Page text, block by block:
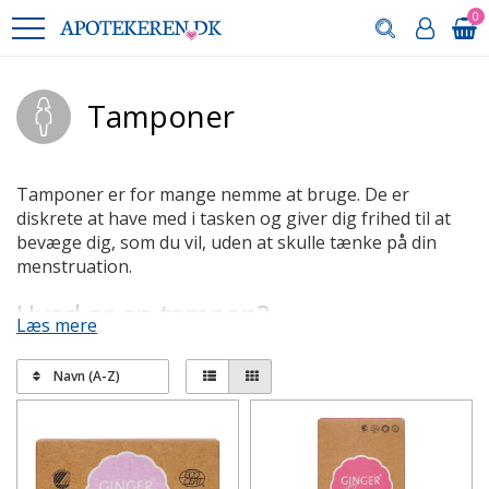
0
Tamponer
Tamponer er for mange nemme at bruge. De er
diskrete at have med i tasken og giver dig frihed til at
bevæge dig, som du vil, uden at skulle tænke på din
menstruation.
Hvad er en tampon?
absorberende materiale, der føres op i skeden, hvor
den opsuger menstruationsblodet. Tamponen bliver
siddende, hvor den er sat, og du mærker den som regel
ikke, når den sidder korrekt. Den bæres indvendigt og
giver dig derfor fuld bevægelsesfrihed.
Læs mere
Navn (A-Z)